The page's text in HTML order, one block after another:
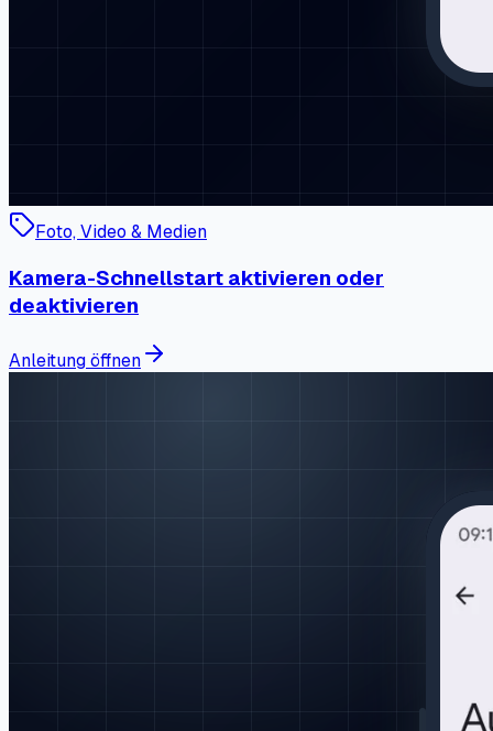
Foto, Video & Medien
Kamera-Schnellstart aktivieren oder
deaktivieren
Anleitung öffnen